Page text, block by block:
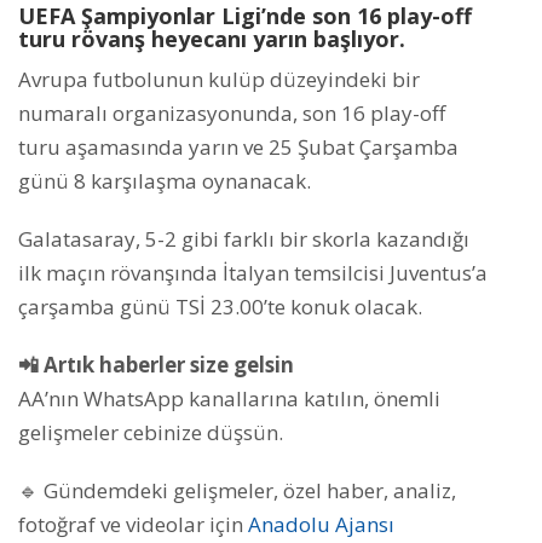
UEFA Şampiyonlar Ligi’nde son 16 play-off
turu rövanş heyecanı yarın başlıyor.
Avrupa futbolunun kulüp düzeyindeki bir
numaralı organizasyonunda, son 16 play-off
turu aşamasında yarın ve 25 Şubat Çarşamba
günü 8 karşılaşma oynanacak.
Galatasaray, 5-2 gibi farklı bir skorla kazandığı
ilk maçın rövanşında İtalyan temsilcisi Juventus’a
çarşamba günü TSİ 23.00’te konuk olacak.
📲 Artık haberler size gelsin
AA’nın WhatsApp kanallarına katılın, önemli
gelişmeler cebinize düşsün.
🔹 Gündemdeki gelişmeler, özel haber, analiz,
fotoğraf ve videolar için Anadolu Ajansı